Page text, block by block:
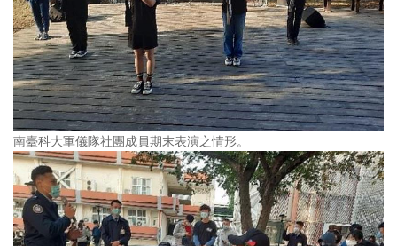
南臺科大軍儀隊社團成員期末表演之情形。